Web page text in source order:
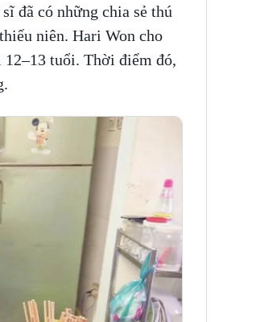
đã có những chia sẻ thú
niên. Hari Won cho
12–13 tuổi. Thời điểm đó,